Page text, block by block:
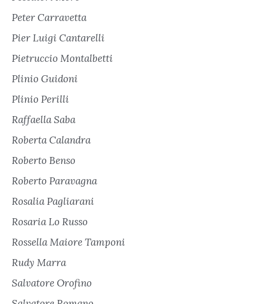
Peter Carravetta
Pier Luigi Cantarelli
Pietruccio Montalbetti
Plinio Guidoni
Plinio Perilli
Raffaella Saba
Roberta Calandra
Roberto Benso
Roberto Paravagna
Rosalia Pagliarani
Rosaria Lo Russo
Rossella Maiore Tamponi
Rudy Marra
Salvatore Orofino